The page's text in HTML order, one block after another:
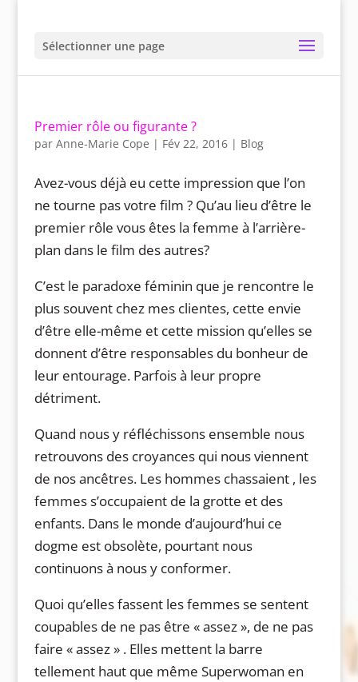
Sélectionner une page
Premier rôle ou figurante ?
par Anne-Marie Cope | Fév 22, 2016| Blog
Avez-vous déjà eu cette impression que l’on
ne tourne pas votre film ? Qu’au lieu d’être le
premier rôle vous êtes la femme à l’arrière-
plan dans le film des autres?
C’est le paradoxe féminin que je rencontre le
plus souvent chez mes clientes, cette envie
d’être elle-même et cette mission qu’elles se
donnent d’être responsables du bonheur de
leur entourage. Parfois à leur propre
détriment.
Quand nous y réfléchissons ensemble nous
retrouvons des croyances qui nous viennent
de nos ancêtres. Les hommes chassaient , les
femmes s’occupaient de la grotte et des
enfants. Dans le monde d’aujourd’hui ce
dogme est obsolète, pourtant nous
continuons à nous y conformer.
Quoi qu’elles fassent les femmes se sentent
coupables de ne pas être « assez », de ne pas
faire « assez » . Elles mettent la barre
tellement haut que même Superwoman en